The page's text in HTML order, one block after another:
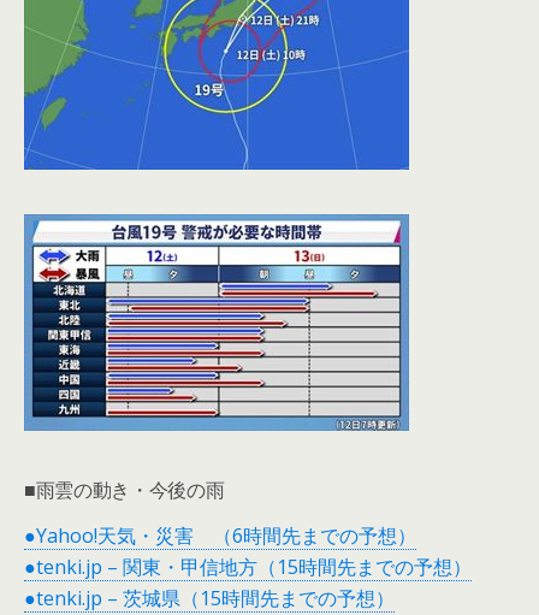
■雨雲の動き・今後の雨
●Yahoo!天気・災害 （6時間先までの予想）
●tenki.jp – 関東・甲信地方（15時間先までの予想）
●tenki.jp – 茨城県（15時間先までの予想）